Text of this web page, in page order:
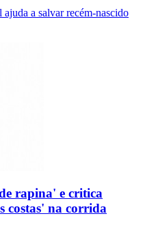
a salvar recém-nascido
rapina' e critica
costas' na corrida